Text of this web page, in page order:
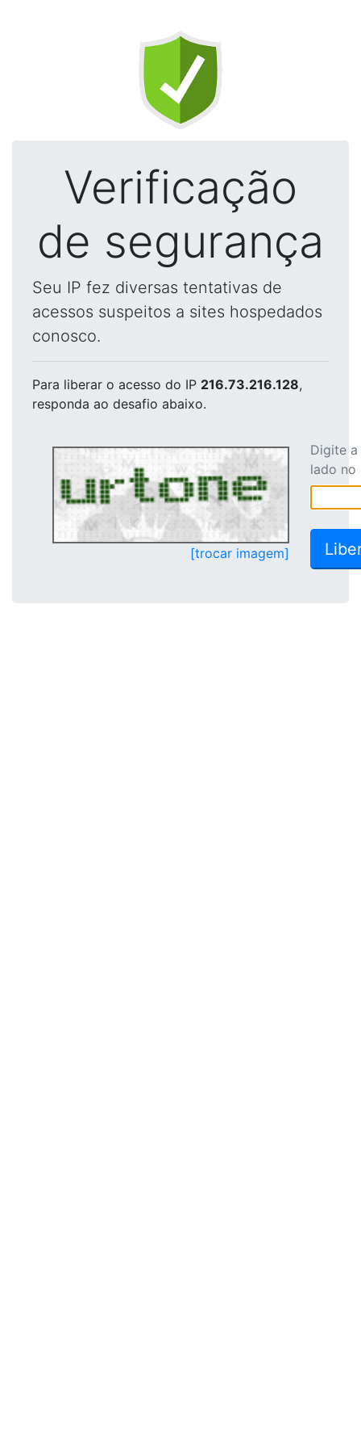
Verificação
de segurança
Seu IP fez diversas tentativas de
acessos suspeitos a sites hospedados
conosco.
Para liberar o acesso do IP 216.73.216.128,
responda ao desafio abaixo.
[trocar imagem]
Digite
lado no